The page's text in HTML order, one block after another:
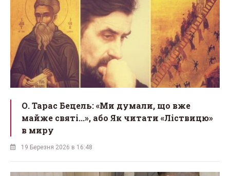
О. Тарас Бецель: «Ми думали, що вже
майже святі...», або Як читати «Ліствицю»
в миру
19 Березня 2026 в 16:48